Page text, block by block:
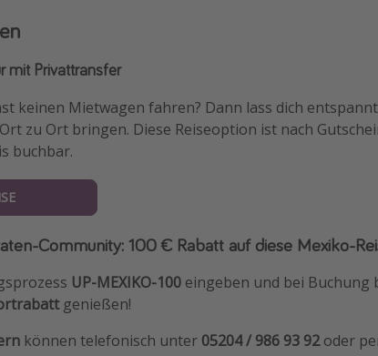
mit Privattransfer
keinen Mietwagen fahren? Dann lass dich
zu Ort bringen. Diese Reiseoption ist nach
buchbar.
Community: 100 € Rabatt auf diese Mexiko-
UP-MEXIKO-100 eingeben und bei Buchung
genießen!
können telefonisch unter 05204 / 986 93 92oder